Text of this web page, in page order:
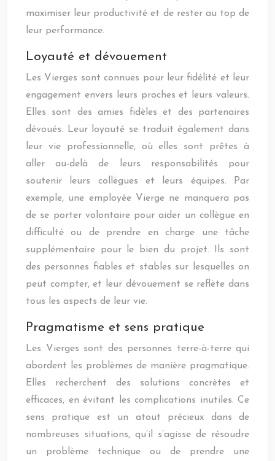
maximiser leur productivité et de rester au top de
leur performance.
Loyauté et dévouement
Les Vierges sont connues pour leur fidélité et leur
engagement envers leurs proches et leurs valeurs.
Elles sont des amies fidèles et des partenaires
dévoués. Leur loyauté se traduit également dans
leur vie professionnelle, où elles sont prêtes à
aller au-delà de leurs responsabilités pour
soutenir leurs collègues et leurs équipes. Par
exemple, une employée Vierge ne manquera pas
de se porter volontaire pour aider un collègue en
difficulté ou de prendre en charge une tâche
supplémentaire pour le bien du projet. Ils sont
des personnes fiables et stables sur lesquelles on
peut compter, et leur dévouement se reflète dans
tous les aspects de leur vie.
Pragmatisme et sens pratique
Les Vierges sont des personnes terre-à-terre qui
abordent les problèmes de manière pragmatique.
Elles recherchent des solutions concrètes et
efficaces, en évitant les complications inutiles. Ce
sens pratique est un atout précieux dans de
nombreuses situations, qu’il s’agisse de résoudre
un problème technique ou de prendre une